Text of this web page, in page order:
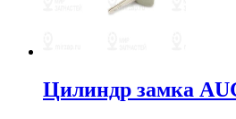
Цилиндр замка